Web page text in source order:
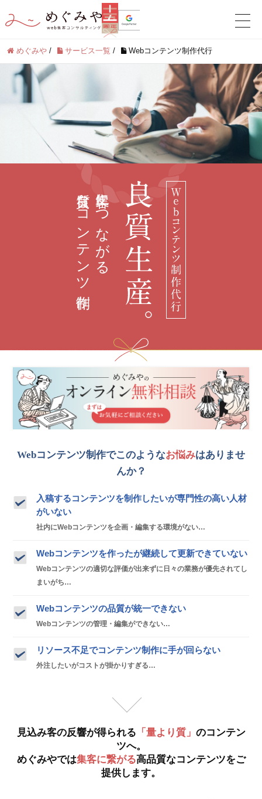
めぐみや / サービス一覧 / Webコンテンツ制作代行
集客につながる
良質なコンテンツ制作
Webコンテンツ制作でこのようなお悩みはありませ
んか？
入稿するコンテンツを制作したいが専門性の高い人材
がいない
社内にWebコンテンツを企画・編集する環境がない…
Webコンテンツを作ったが継続して更新できていない
Webコンテンツの適切な評価が出来ずに日々の業務が優先されてし
まいがち…
Webコンテンツの品質が統一できない
Webコンテンツの管理・編集ができない…
リソース不足でコンテンツ制作に手が回らない
外注したいがコストが掛かりすぎる…
見込み客の反響が得られる 「量より質」 のコンテン
ツへ。
めぐみやでは集客に繋がる高品質なコンテンツをご
提供します。